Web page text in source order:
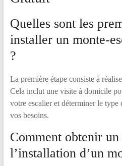
Quelles sont les
installer un monte-
?
La première étape consiste à
Cela inclut une visite à domicile
votre escalier et déterminer le type
vos besoins.
Comment obtenir
l’installation d’un